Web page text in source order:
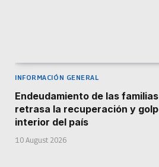
INFORMACIÓN GENERAL
Endeudamiento de las
retrasa la recuperación y
interior del país
10 August 2026